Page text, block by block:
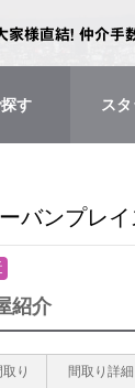
す ス
バンプレ
紹介
り 間取り詳細